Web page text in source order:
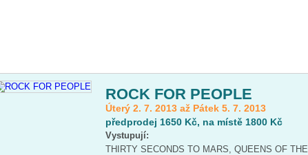
ROCK FOR PEOPLE
Úterý 2. 7. 2013 až Pátek 5. 7. 2013
předprodej 1650 Kč, na místě 1800 Kč
Vystupují:
THIRTY SECONDS TO MARS, QUEENS OF THE